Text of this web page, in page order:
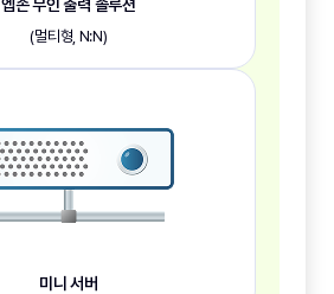
엡손 무인 출력 솔루션
(멀티형, N:N)
미니 서버